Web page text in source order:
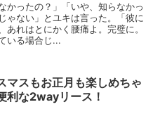
かったの？」「いや、知らなかっ
ゃない」とユキは言った。「彼に
れはとにかく腰痛よ。完璧に。
いる場合じ...
マスもお正月も楽しめちゃ
利な2wayリース！